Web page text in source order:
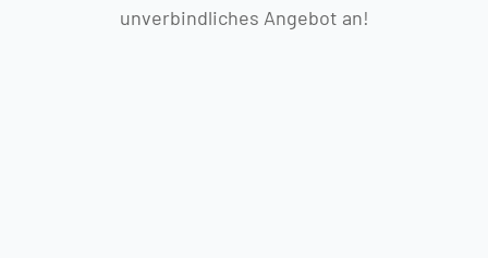
unverbindliches Angebot an!